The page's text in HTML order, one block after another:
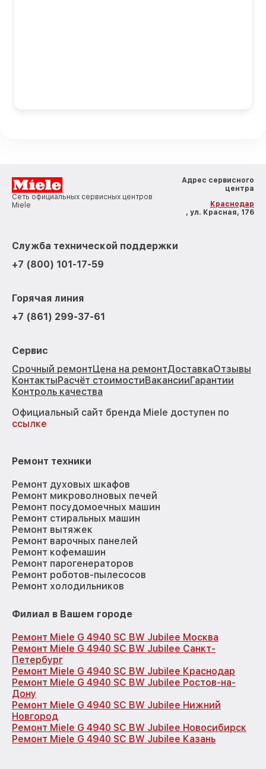
Сеть официальных сервисных центров
Miele
Адрес сервисного
центра
Краснодар
, ул. Красная, 176
Служба технической поддержки
+7 (800) 101-17-59
Горячая линия
+7 (861) 299-37-61
Сервис
Срочный ремонтЦена на ремонтДоставкаОтзывы
КонтактыРасчёт стоимостиВакансииГарантии
Контроль качества
Официальный сайт бренда Miele доступен по
ссылке
Ремонт техники
Ремонт духовых шкафов
Ремонт микроволновых печей
Ремонт посудомоечных машин
Ремонт стиральных машин
Ремонт вытяжек
Ремонт варочных панелей
Ремонт кофемашин
Ремонт парогенераторов
Ремонт роботов-пылесосов
Ремонт холодильников
Филиал в Вашем городе
Ремонт Miele G 4940 SC BW Jubilee Москва
Ремонт Miele G 4940 SC BW Jubilee Санкт-
Петербург
Ремонт Miele G 4940 SC BW Jubilee Краснодар
Ремонт Miele G 4940 SC BW Jubilee Ростов-на-
Дону
Ремонт Miele G 4940 SC BW Jubilee Нижний
Новгород
Ремонт Miele G 4940 SC BW Jubilee Новосибирск
Ремонт Miele G 4940 SC BW Jubilee Казань